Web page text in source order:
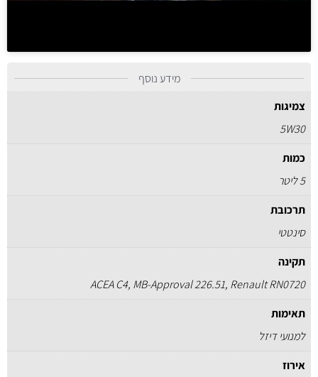
מידע נוסף
צמיגות
5W30
כמות
5 ליטר
תרכובת
סינטטי
תקינה
ACEA C4, MB-Approval 226.51, Renault RN0720
תאימות
למנועי דיזל
אירוז